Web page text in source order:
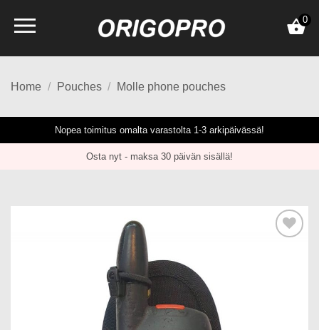
0
Home / Pouches / Molle phone pouches
Nopea toimitus omalta varastolta 1-3 arkipäivässä!
Osta nyt - maksa 30 päivän sisällä!